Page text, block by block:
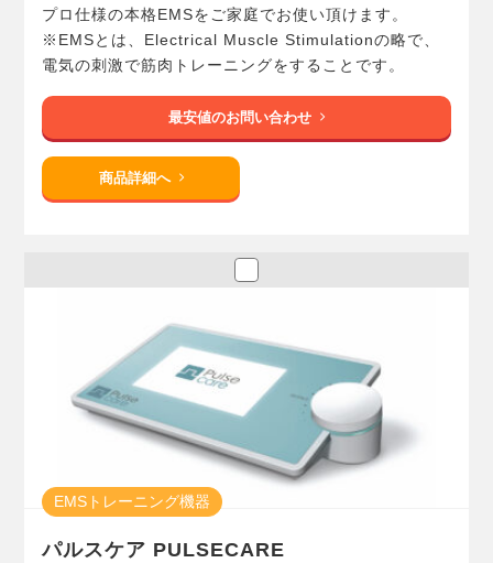
プロ仕様の本格EMSをご家庭でお使い頂けます。
※EMSとは、Electrical Muscle Stimulationの略で、
電気の刺激で筋肉トレーニングをすることです。
最安値のお問い合わせ
商品詳細へ
EMSトレーニング機器
パルスケア PULSECARE